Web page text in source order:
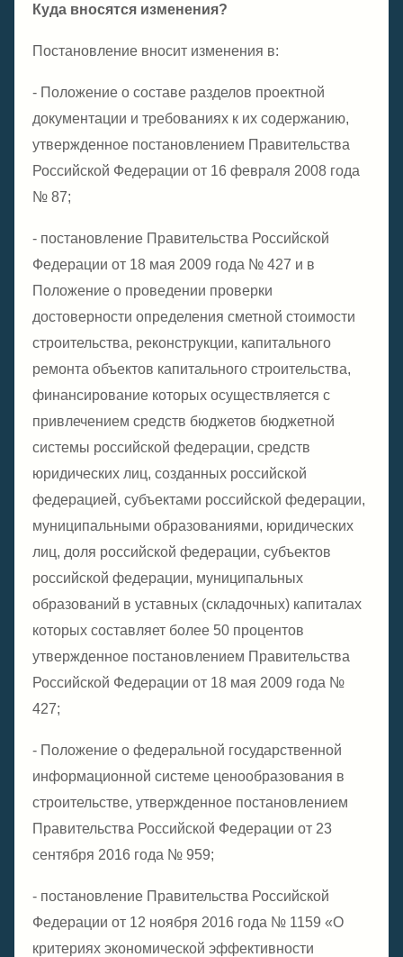
Куда вносятся изменения?
Постановление вносит изменения в:
- Положение о составе разделов проектной
документации и требованиях к их содержанию,
утвержденное постановлением Правительства
Российской Федерации от 16 февраля 2008 года
№ 87;
- постановление Правительства Российской
Федерации от 18 мая 2009 года № 427 и в
Положение о проведении проверки
достоверности определения сметной стоимости
строительства, реконструкции, капитального
ремонта объектов капитального строительства,
финансирование которых осуществляется с
привлечением средств бюджетов бюджетной
системы российской федерации, средств
юридических лиц, созданных российской
федерацией, субъектами российской федерации,
муниципальными образованиями, юридических
лиц, доля российской федерации, субъектов
российской федерации, муниципальных
образований в уставных (складочных) капиталах
которых составляет более 50 процентов
утвержденное постановлением Правительства
Российской Федерации от 18 мая 2009 года №
427;
- Положение о федеральной государственной
информационной системе ценообразования в
строительстве, утвержденное постановлением
Правительства Российской Федерации от 23
сентября 2016 года № 959;
- постановление Правительства Российской
Федерации от 12 ноября 2016 года № 1159 «О
критериях экономической эффективности